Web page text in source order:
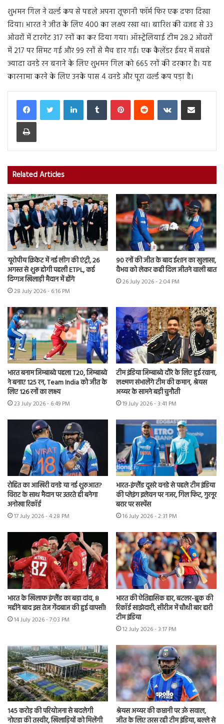
शुभमन गिल ने वर्ल्ड कप से पहले अपना तूफानी फॉर्म फिर एक दफा दिखा
दिया। भारत ने जीत के लिए 400 का लक्ष्य रखा था। बारिश की वजह से 33
ओवरों में टारगेट 317 रनों का कर दिया गया। ऑस्ट्रेलियाई टीम 28.2 ओवरों
में 217 पर सिमट गई और 99 रनों से मैच हार गई। एक कैलेंडर ईयर में सबसे
ज्यादा वनडे रन बनाने के लिए शुभमन गिल को 665 रनों की दरकार है। यह
कारनामा करने के लिए उनके पास 4 वनडे और पूरा वर्ल्ड कप पड़ा है।
LinkedInTumblr PinterestReddit VKontakteShare via Email
Print
Related Articles
यूरोपीय क्रिकेट में नई लीग की एंट्री, 26
अगस्त से शुरू होगी पहली ETPL, कई
दिग्गज खिलाड़ी मैदान में होंगे
28 July 2026 - 6:16 PM
90 रनों की जीत के बाद ईशान का खुलासा,
वैभव को लेकर कही दिल जीतने वाली बात
26 July 2026 - 2:04 PM
भारत बनाम जिम्बाब्वे पहला T20, जिम्बाब्वे
ने बनाए 125 रन, Team India को जीत के
लिए 126 रनों का लक्ष्य
23 July 2026 - 6:49 PM
टीम इंडिया जिम्बाब्वे दौरे के लिए हुई रवाना,
लक्ष्मण संभालेंगे टीम की कमान, श्रेयस
अय्यर के सामने बड़ी चुनौती
19 July 2026 - 3:41 PM
रोहित का आखिरी वनडे या नई शुरुआत?
विराट के साथ मैदान पर उतरते ही बनेगा
अनोखा रिकॉर्ड
17 July 2026 - 4:28 PM
भारत-इंग्लैंड दूसरे वनडे से पहले टीम इंडिया
की प्लेइंग इलेवन पर नजर, गिल फिट, गुरनूर
बरार पर सस्पेंस
16 July 2026 - 2:31 PM
भारत के खिलाफ इंग्लैंड का बड़ा दांव, 8
महीने बाद इस तेज गेंदबाज की हुई वापसी!
14 July 2026 - 7:03 PM
भारत की ऐतिहासिक हार, बटलर-ब्रूक की
रिकॉर्ड साझेदारी, सीरीज में चौथी बार हारी
टीम इंडिया
12 July 2026 - 3:17 PM
145 करोड़ की परियोजना से बदलेगी
नोएडा की तस्वीर, खिलाड़ियों को मिलेंगी
श्रेयस अय्यर की कप्तानी पर उठे सवाल,
जीत के लिए तरस रही टीम इंडिया, बल्ले से